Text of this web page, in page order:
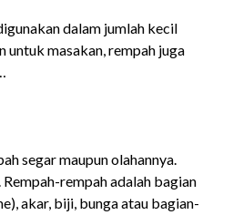
dalam jumlah kecil
untuk masakan, rempah juga
segar maupun olahannya.
rempah adalah bagian
akar, biji, bunga atau bagian-